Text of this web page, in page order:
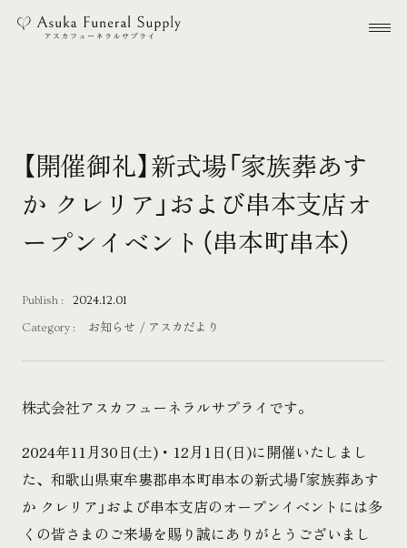
メ
【開催御礼】新式場「家族葬あす
か クレリア」および串本支店オ
ープンイベント（串本町串本）
Publish : 2024.12.01
Category : お知らせ アスカだより
株式会社アスカフューネラルサプライです。
2024年11月30日(土)・12月1日(日)に開催いたしまし
た、和歌山県東牟婁郡串本町串本の新式場「家族葬あす
か クレリア」および串本支店のオープンイベントには多
くの皆さまのご来場を賜り誠にありがとうございまし